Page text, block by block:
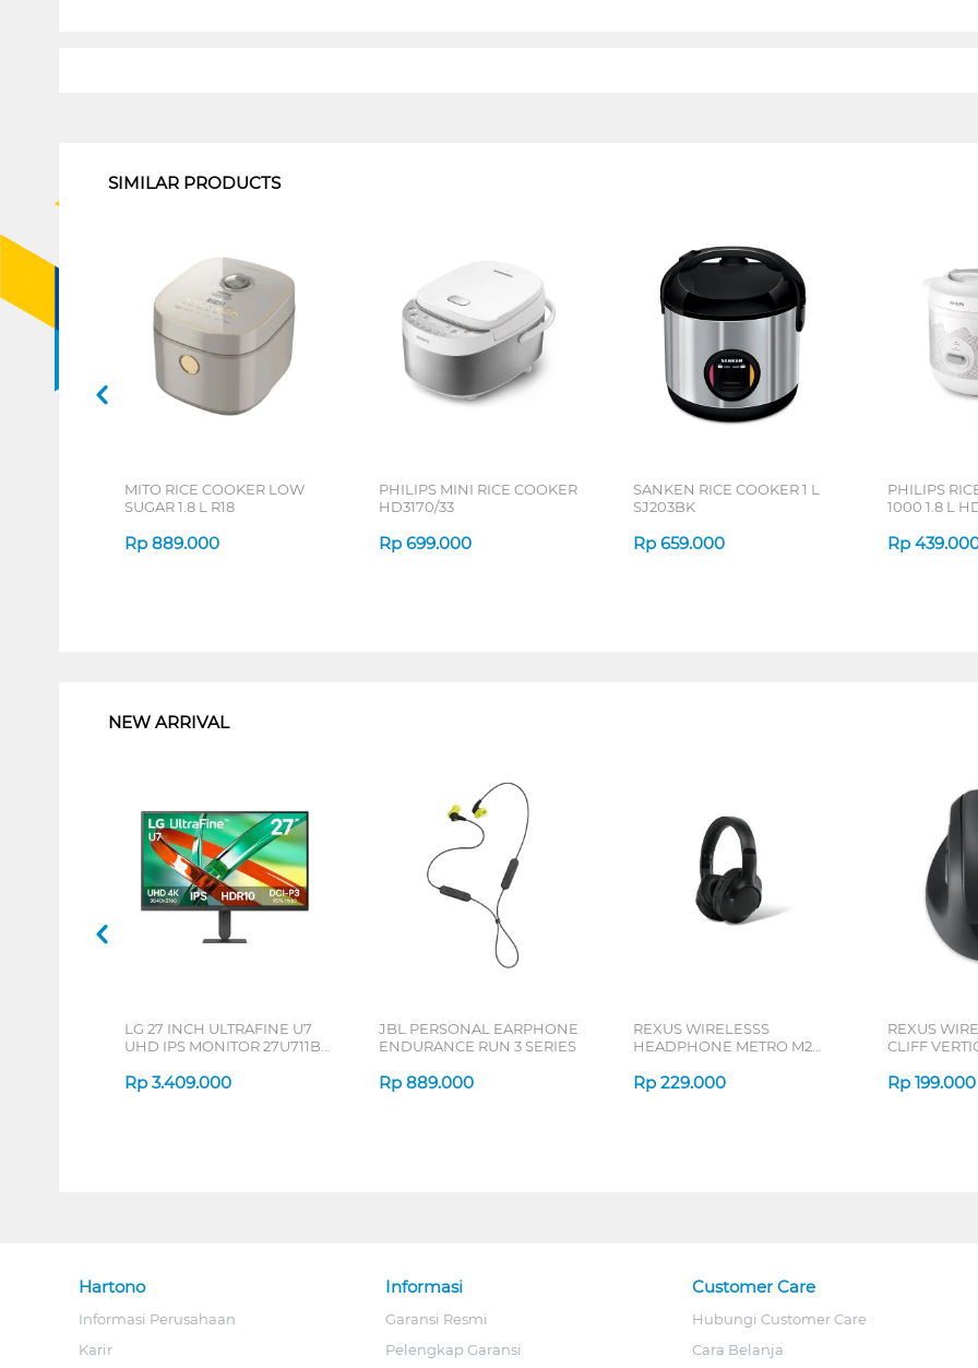
SIMILAR PRODUCTS
MITO RICE COOKER LOW
SUGAR 1.8 L R18
Rp 889.000
PHILIPS MINI RICE COOKER
HD3170/33
Rp 699.000
SANKEN RICE COOKER 1 L
SJ203BK
Rp 659.000
PHILIPS
1000 1.8 L
Rp
NEW ARRIVAL
LG 27 INCH ULTRAFINE U7
UHD IPS MONITOR 27U711B-
Rp 3.409.000
JBL PERSONAL EARPHONE
ENDURANCE RUN 3 SERIES
Rp 889.000
REXUS WIRELESSS
HEADPHONE METRO M2
Rp 229.000
REXUS
CLIFF
Rp 199.000
Hartono
Informasi Perusahaan
Karir
Informasi
Garansi Resmi
Pelengkap Garansi
Customer Care
Hubungi Customer Care
Cara Belanja